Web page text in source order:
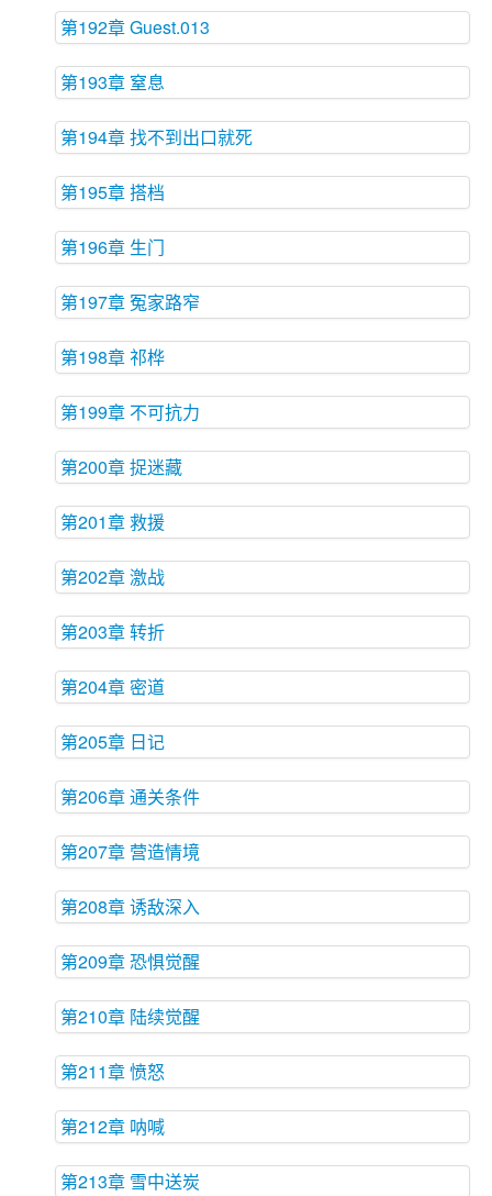
第192章 Guest.013
第193章 窒息
第194章 找不到出口就死
第195章 搭档
第196章 生门
第197章 冤家路窄
第198章 祁桦
第199章 不可抗力
第200章 捉迷藏
第201章 救援
第202章 激战
第203章 转折
第204章 密道
第205章 日记
第206章 通关条件
第207章 营造情境
第208章 诱敌深入
第209章 恐惧觉醒
第210章 陆续觉醒
第211章 愤怒
第212章 呐喊
第213章 雪中送炭